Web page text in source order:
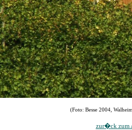
(Foto: Besse 2004,
zur�ck zum